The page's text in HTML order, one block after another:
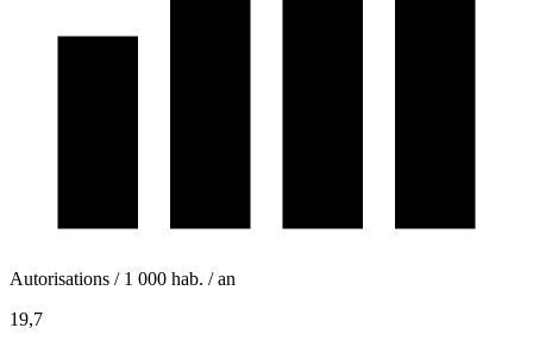
Autorisations / 1 000 hab. / an
19,7